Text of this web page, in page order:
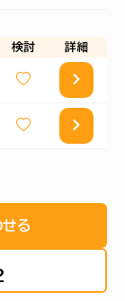
検討 詳細
る